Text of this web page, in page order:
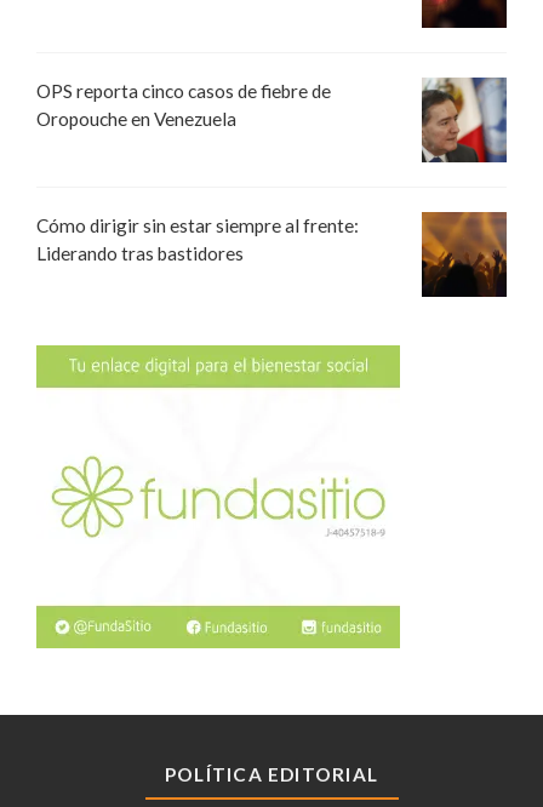
OPS reporta cinco casos de fiebre de
Oropouche en Venezuela
Cómo dirigir sin estar siempre al frente:
Liderando tras bastidores
POLÍTICA EDITORIAL